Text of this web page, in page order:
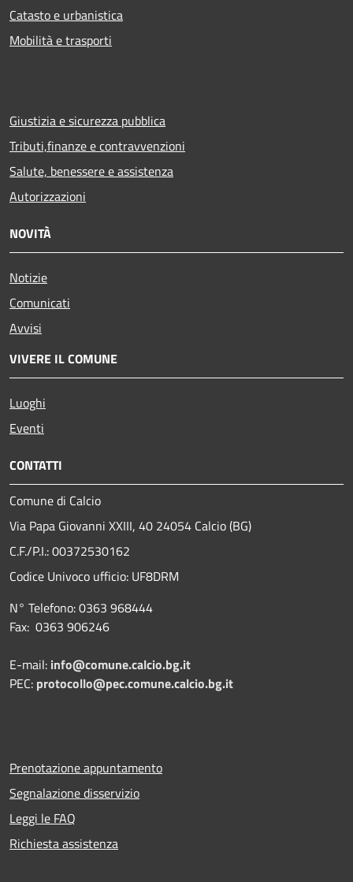
Catasto e urbanistica
Mobilità e trasporti
Giustizia e sicurezza pubblica
Tributi,finanze e contravvenzioni
Salute, benessere e assistenza
Autorizzazioni
NOVITÀ
Notizie
Comunicati
Avvisi
VIVERE IL COMUNE
Luoghi
Eventi
CONTATTI
Comune di Calcio
Via Papa Giovanni XXIII, 40 24054 Calcio (BG)
C.F./P.I.: 00372530162
Codice Univoco ufficio: UF8DRM
N° Telefono: 0363 968444
Fax: 0363 906246
E-mail: info@comune.calcio.bg.it
PEC: protocollo@pec.comune.calcio.bg.it
Prenotazione appuntamento
Segnalazione disservizio
Leggi le FAQ
Richiesta assistenza